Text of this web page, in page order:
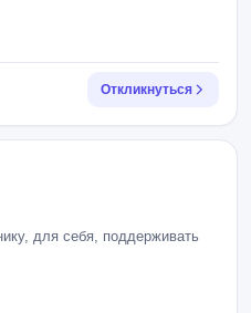
Откликнуться
для себя, поддерживать